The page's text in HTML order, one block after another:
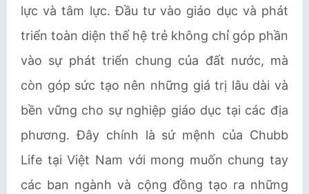
lực và tâm lực. Đầu tư vào giáo dục và phát
triển toàn diện thế hệ trẻ không chỉ góp phần
vào sự phát triển chung của đất nước, mà
còn góp sức tạo nên những giá trị lâu dài và
bền vững cho sự nghiệp giáo dục tại các địa
phương. Đây chính là sứ mệnh của Chubb
Life tại Việt Nam với mong muốn chung tay
các ban ngành và cộng đồng tạo ra những